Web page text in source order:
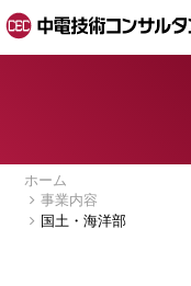
ホーム
事業内容
国土・海洋部